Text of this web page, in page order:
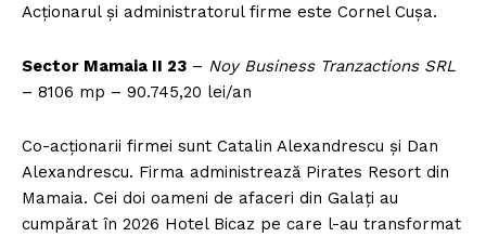
Acționarul și administratorul firme este Cornel Cușa.
Sector Mamaia II 23 – Noy Business Tranzactions SRL
– 8106 mp – 90.745,20 lei/an
Co-acționarii firmei sunt Catalin Alexandrescu și Dan
Alexandrescu. Firma administrează Pirates Resort din
Mamaia. Cei doi oameni de afaceri din Galați au
cumpărat în 2026 Hotel Bicaz pe care l-au transformat